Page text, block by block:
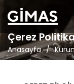
Çerez
Anasayfa